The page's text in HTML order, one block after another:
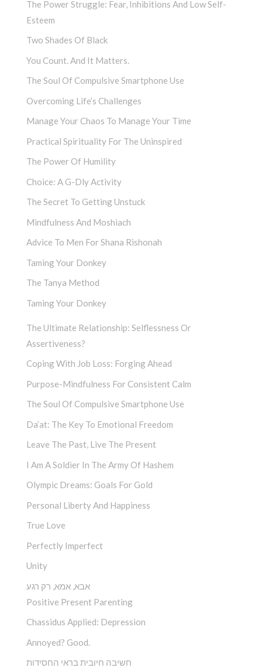
The Power Struggle: Fear, Inhibitions And Low Self-
Esteem
Two Shades Of Black
You Count. And It Matters.
The Soul Of Compulsive Smartphone Use
Overcoming Life’s Challenges
Manage Your Chaos To Manage Your Time
Practical Spirituality For The Uninspired
The Power Of Humility
Choice: A G-Dly Activity
The Secret To Getting Unstuck
Mindfulness And Moshiach
Advice To Men For Shana Rishonah
Taming Your Donkey
The Tanya Method
Taming Your Donkey
The Ultimate Relationship: Selflessness Or
Assertiveness?
Coping With Job Loss: Forging Ahead
Purpose-Mindfulness For Consistent Calm
The Soul Of Compulsive Smartphone Use
Da’at: The Key To Emotional Freedom
Leave The Past, Live The Present
I Am A Soldier In The Army Of Hashem
Olympic Dreams: Goals For Gold
Personal Liberty And Happiness
True Love
Perfectly Imperfect
Unity
אבא, אמא, רק רגע
Positive Present Parenting
Chassidus Applied: Depression
Annoyed? Good.
חשיבה חיובית בראי החסידות